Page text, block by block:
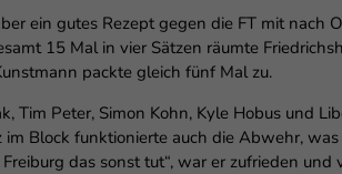
ein gutes Rezept gegen die FT mit
15 Mal in vier Sätzen räumte
packte gleich fünf Mal zu.
Tim Peter, Simon Kohn, Kyle Hobus und
Block funktionierte auch die Abwehr,
das sonst tut“, war er zufrieden